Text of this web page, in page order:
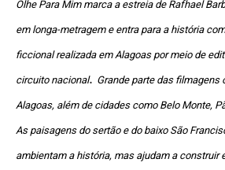
Olhe Para Mim marca a estreia de Rafhael
em longa-metragem e entra para a história
ficcional realizada em Alagoas por meio de
circuito nacional. Grande parte das filmagens
Alagoas, além de cidades como Belo Monte,
As paisagens do sertão e do baixo São
ambientam a história, mas ajudam a construir